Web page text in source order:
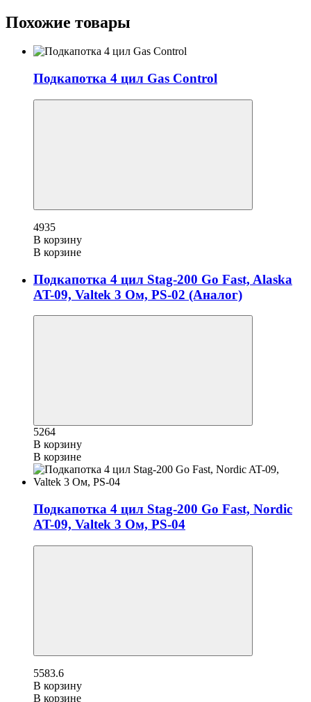
Похожие товары
Подкапотка 4 цил Gas Control
4935
В корзину
В корзине
Подкапотка 4 цил Stag-200 Go Fast, Alaska
AT-09, Valtek 3 Ом, PS-02 (Аналог)
5264
В корзину
В корзине
Подкапотка 4 цил Stag-200 Go Fast, Nordic
AT-09, Valtek 3 Ом, PS-04
5583.6
В корзину
В корзине